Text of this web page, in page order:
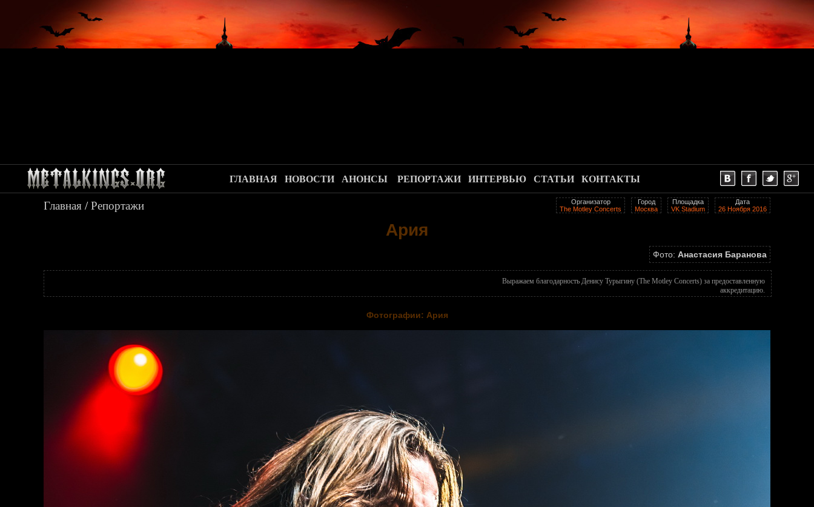
.
ГЛАВНАЯ НОВОСТИ АНОНСЫ РЕПОРТАЖИ ИНТЕРВЬЮ СТАТЬИ КОНТАКТЫ
Главная /Репортажи
Ария
Дата
26 Ноября 2016
Площадка
VK Stadium
Город
Москва
Организатор
The Motley Concerts
Фото: Анастасия Баранова
Выражаем благодарность Денису Турыгину (The Motley Concerts) за предоставленную
аккредитацию.
Фотографии: Ария